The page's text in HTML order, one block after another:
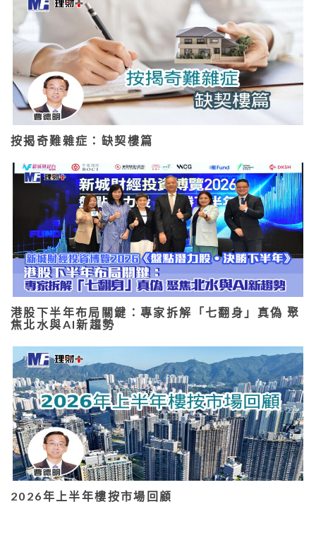
按揭奇難雜症：缺契樓篇
港股下半年布局關鍵：專家拆解「七翻身」真偽 聚
焦北水與AI新趨勢
2026年上半年樓按市場回顧